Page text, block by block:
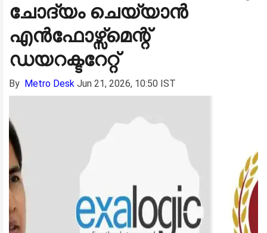
ചോദ്യം ചെയ്യാൻ
എൻഫോഴ്സ്മെന്റ്
ഡയറക്ടറേറ്റ്
By Metro Desk Jun 21, 2026, 10:50 IST